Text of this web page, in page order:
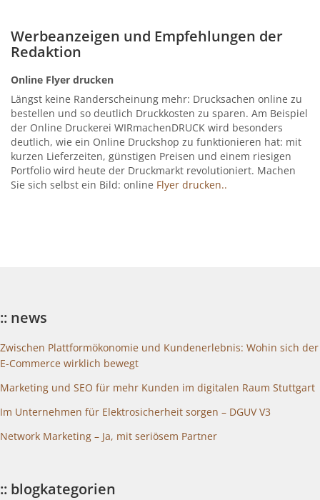
Werbeanzeigen und Empfehlungen der
Redaktion
Online Flyer drucken
Längst keine Randerscheinung mehr: Drucksachen online zu
bestellen und so deutlich Druckkosten zu sparen. Am Beispiel
der Online Druckerei WIRmachenDRUCK wird besonders
deutlich, wie ein Online Druckshop zu funktionieren hat: mit
kurzen Lieferzeiten, günstigen Preisen und einem riesigen
Portfolio wird heute der Druckmarkt revolutioniert. Machen
Sie sich selbst ein Bild: online Flyer drucken..
:: news
Zwischen Plattformökonomie und Kundenerlebnis: Wohin sich der
E-Commerce wirklich bewegt
Marketing und SEO für mehr Kunden im digitalen Raum Stuttgart
Im Unternehmen für Elektrosicherheit sorgen – DGUV V3
Network Marketing – Ja, mit seriösem Partner
:: blogkategorien